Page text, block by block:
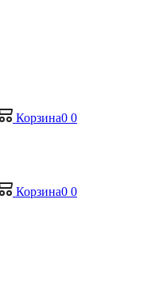
Корзина0 0
Корзина0 0